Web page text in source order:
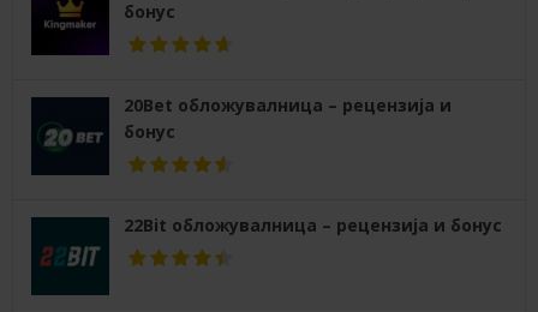
бонус
20Bet обложувалница – рецензија и
бонус
22Bit обложувалница – рецензија и бонус